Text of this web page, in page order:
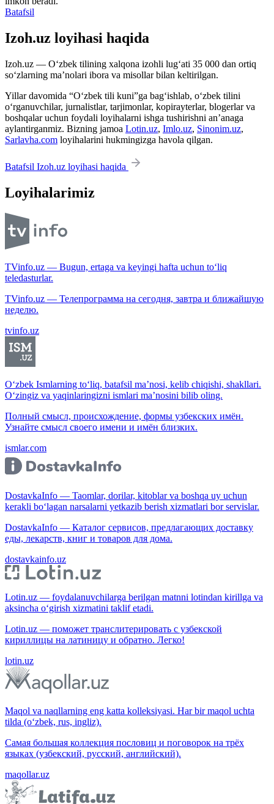
Batafsil
Izoh.uz loyihasi haqida
Izoh.uz — O‘zbek tilining xalqona izohli lug‘ati 35 000 dan ortiq
so‘zlarning ma’nolari ibora va misollar bilan keltirilgan.
Yillar davomida “O‘zbek tili kuni”ga bag‘ishlab, o‘zbek tilini
o‘rganuvchilar, jurnalistlar, tarjimonlar, kopirayterlar, blogerlar va
boshqalar uchun foydali loyihalarni ishga tushirishni an’anaga
aylantirganmiz. Bizning jamoa Lotin.uz, Imlo.uz, Sinonim.uz,
Sarlavha.com loyihalarini hukmingizga havola qilgan.
Batafsil Izoh.uz loyihasi haqida
Loyihalarimiz
TVinfo.uz — Bugun, ertaga va keyingi hafta uchun to‘liq
teledasturlar.
TVinfo.uz — Телепрограмма на сегодня, завтра и ближайшую
неделю.
tvinfo.uz
O‘zbek Ismlarning to‘liq, batafsil ma’nosi, kelib chiqishi, shakllari.
O‘zingiz va yaqinlaringizni ismlari ma’nosini bilib oling.
Полный смысл, происхождение, формы узбекских имён.
Узнайте смысл своего имени и имён близких.
ismlar.com
DostavkaInfo — Taomlar, dorilar, kitoblar va boshqa uy uchun
kerakli bo‘lagan narsalarni yetkazib berish xizmatlari bor servislar.
DostavkaInfo — Каталог сервисов, предлагающих доставку
еды, лекарств, книг и товаров для дома.
dostavkainfo.uz
Lotin.uz — foydalanuvchilarga berilgan matnni lotindan kirillga va
aksincha o‘girish xizmatini taklif etadi.
Lotin.uz — поможет транслитерировать с узбекской
кириллицы на латиницу и обратно. Легко!
lotin.uz
Maqol va naqllarning eng katta kolleksiyasi. Har bir maqol uchta
tilda (o‘zbek, rus, ingliz).
Самая большая коллекция пословиц и поговорок на трёх
языках (узбекский, русский, английский).
maqollar.uz